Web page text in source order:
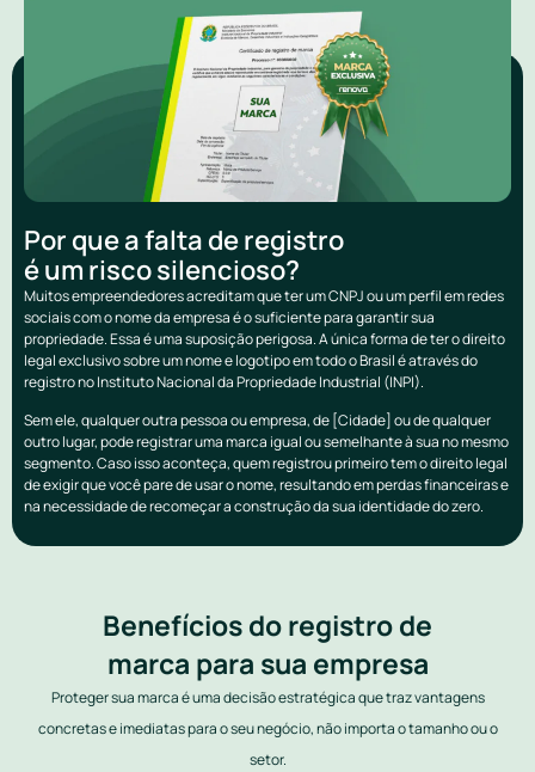
Por que a falta de registro
é um risco silencioso?
Muitos empreendedores acreditam que ter um CNPJ ou um perfil em redes
sociais com o nome da empresa é o suficiente para garantir sua
propriedade. Essa é uma suposição perigosa. A única forma de ter o direito
legal exclusivo sobre um nome e logotipo em todo o Brasil é através do
registro no Instituto Nacional da Propriedade Industrial (INPI).
Sem ele, qualquer outra pessoa ou empresa, de [Cidade] ou de qualquer
outro lugar, pode registrar uma marca igual ou semelhante à sua no mesmo
segmento. Caso isso aconteça, quem registrou primeiro tem o direito legal
de exigir que você pare de usar o nome, resultando em perdas financeiras e
na necessidade de recomeçar a construção da sua identidade do zero.
Benefícios do registro de
marca para sua empresa
Proteger sua marca é uma decisão estratégica que traz vantagens
concretas e imediatas para o seu negócio, não importa o tamanho ou o
setor.